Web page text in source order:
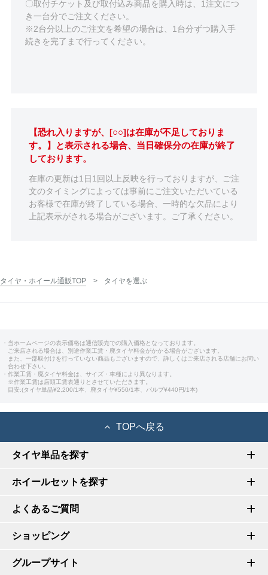
〇取付チケット及び取付込み商品を購入時は、1注文につ
き一台分でご注文ください。
※2台分以上のご注文を希望の場合は、1台分ずつ購入手
続きを完了まで行ってください。
【恐れ入りますが、[○○]は在庫が不足しておりま
す。】と表示される場合、当日確保分の在庫が終了
しております。
在庫の更新は1日1回以上反映を行っておりますが、ご注
文のタイミングによっては事前にご注文いただいている
お客様で在庫が終了している場合、一時的な欠品により
上記表示がされる場合がございます。ご了承ください。
タイヤ・ホイール通販TOP タイヤを選ぶ
・当ホームページの表示価格は通信販売での購入価格となっております。
ご来店される場合は、別途作業工賃・廃タイヤ料金がかかる場合がございます。
また、一部取付けを行っていない商品もございますので、詳しくはご来店される店舗にお問い
合わせ下さい。
・作業工賃・廃タイヤ料金は、サイズ・車種により異なります。
※作業工賃は店頭工賃表通りとさせていただきます。
目安:(タイヤ単品¥2,200/1本、廃タイヤ¥550/1本、バルブ¥440円/1本)
TOPへ戻る
タイヤ単品を探す
ホイールセットを探す
よくあるご質問
ショッピング
グループサイト